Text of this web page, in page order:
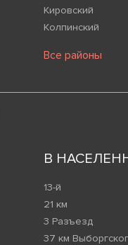
Кировский
Колпинский
Все районы
В
13-й
21 км
3 Разъезд
37 км